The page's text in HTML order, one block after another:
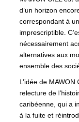
d’un horizon
correspondant à
imprescriptible.
nécessairement
alternatives aux
ensemble des
L’idée de
relecture de
caribéenne, qui a
à la fuite et